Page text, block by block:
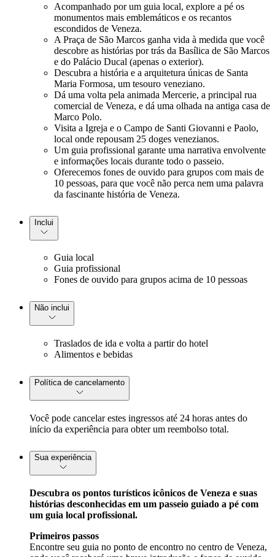
Acompanhado por um guia local, explore a pé os
monumentos mais emblemáticos e os recantos
escondidos de Veneza.
A Praça de São Marcos ganha vida à medida que você
descobre as histórias por trás da Basílica de São Marcos
e do Palácio Ducal (apenas o exterior).
Descubra a história e a arquitetura únicas de Santa
Maria Formosa, um tesouro veneziano.
Dá uma volta pela animada Mercerie, a principal rua
comercial de Veneza, e dá uma olhada na antiga casa de
Marco Polo.
Visita a Igreja e o Campo de Santi Giovanni e Paolo,
local onde repousam 25 doges venezianos.
Um guia profissional garante uma narrativa envolvente
e informações locais durante todo o passeio.
Oferecemos fones de ouvido para grupos com mais de
10 pessoas, para que você não perca nem uma palavra
da fascinante história de Veneza.
Inclui
Guia local
Guia profissional
Fones de ouvido para grupos acima de 10 pessoas
Não inclui
Traslados de ida e volta a partir do hotel
Alimentos e bebidas
Política de cancelamento
Você pode cancelar estes ingressos até 24 horas antes do
início da experiência para obter um reembolso total.
Sua experiência
Descubra os pontos turísticos icônicos de Veneza e suas
histórias desconhecidas em um passeio guiado a pé com
um guia local profissional.
Primeiros passos
Encontre seu guia no ponto de encontro no centro de Veneza,